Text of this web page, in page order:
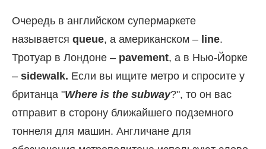
Очередь в английском супермаркете
называется queue, а американском – line.
Тротуар в Лондоне – pavement, а в Нью-Йорке
– sidewalk. Если вы ищите метро и спросите у
британца "Where is the subway?", то он вас
отправит в сторону ближайшего подземного
тоннеля для машин. Англичане для